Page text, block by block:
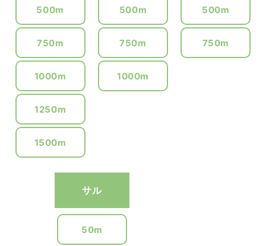
500m
750m
1000m
1250m
1500m
500m
750m
1000m
500m
750m
サル
50m